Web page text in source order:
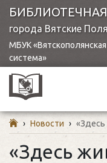
города Вятские
МБУК
система»
› Новости › «Здесь
«Здесь